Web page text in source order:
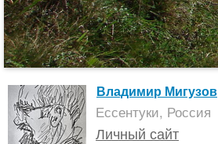
Владимир Мигузов
Ессентуки, Россия
Личный сайт